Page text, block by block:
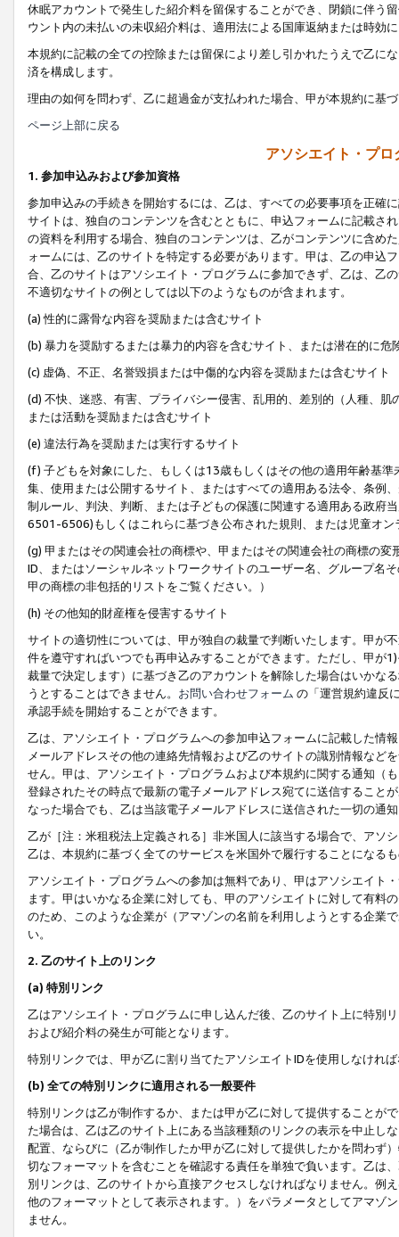
休眠アカウントで発生した紹介料を留保することができ、閉鎖に伴う
ウント内の未払いの未収紹介料は、適用法による国庫返納または時効
本規約に記載の全ての控除または留保により差し引かれたうえで乙に
済を構成します。
理由の如何を問わず、乙に超過金が支払われた場合、甲が本規約に基
ページ上部に戻る
アソシエイト・プ
1. 参加申込みおよび参加資格
参加申込みの手続きを開始するには、乙は、すべての必要事項を正確
サイトは、独自のコンテンツを含むとともに、申込フォームに記載さ
の資料を利用する場合、独自のコンテンツは、乙がコンテンツに含め
ォームには、乙のサイトを特定する必要があります。甲は、乙の申込
合、乙のサイトはアソシエイト・プログラムに参加できず、乙は、乙
不適切なサイトの例としては以下のようなものが含まれます。
(a) 性的に露骨な内容を奨励または含むサイト
(b) 暴力を奨励するまたは暴力的内容を含むサイト、または潜在的に
(c) 虚偽、不正、名誉毀損または中傷的な内容を奨励または含むサイト
(d) 不快、迷惑、有害、プライバシー侵害、乱用的、差別的（人種、
または活動を奨励または含むサイト
(e) 違法行為を奨励または実行するサイト
(f) 子どもを対象にした、もしくは13歳もしくはその他の適用年齢基
集、使用または公開するサイト、またはすべての適用ある法令、条例
制ルール、判決、判断、または子どもの保護に関連する適用ある政府
6501-6506)もしくはこれらに基づき公布された規則、または児童オン
(g) 甲またはその関連会社の商標や、甲またはその関連会社の商標の
ID、またはソーシャルネットワークサイトのユーザー名、グループ名
甲の商標の非包括的リストをご覧ください。）
(h) その他知的財産権を侵害するサイト
サイトの適切性については、甲が独自の裁量で判断いたします。甲が
件を遵守すればいつでも再申込みすることができます。ただし、甲が
裁量で決定します）に基づき乙のアカウントを解除した場合はいかな
うとすることはできません。 お問い合わせフォーム の「運営規約違反
承認手続を開始することができます。
乙は、アソシエイト・プログラムへの参加申込フォームに記載した情
メールアドレスその他の連絡先情報および乙のサイトの識別情報など
せん。甲は、アソシエイト・プログラムおよび本規約に関する通知（
登録されたその時点で最新の電子メールアドレス宛てに送信すること
なった場合でも、乙は当該電子メールアドレスに送信された一切の通
乙が［注：米租税法上定義される］非米国人に該当する場合で、アソ
乙は、本規約に基づく全てのサービスを米国外で履行することになる
アソシエイト・プログラムへの参加は無料であり、甲はアソシエイト
ます。甲はいかなる企業に対しても、甲のアソシエイトに対して有料
のため、このような企業が（アマゾンの名前を利用しようとする企業
い。
2. 乙のサイト上のリンク
(a) 特別リンク
乙はアソシエイト・プログラムに申し込んだ後、乙のサイト上に特別
および紹介料の発生が可能となります。
特別リンクでは、甲が乙に割り当てたアソシエイトIDを使用しなけれ
(b) 全ての特別リンクに適用される一般要件
特別リンクは乙が制作するか、または甲が乙に対して提供することが
た場合は、乙は乙のサイト上にある当該種類のリンクの表示を中止し
配置、ならびに（乙が制作したか甲が乙に対して提供したかを問わず
切なフォーマットを含むことを確認する責任を単独で負います。乙は
別リンクは、乙のサイトから直接アクセスしなければなりません。例
他のフォーマットとして表示されます。）をパラメータとしてアマゾ
ません。